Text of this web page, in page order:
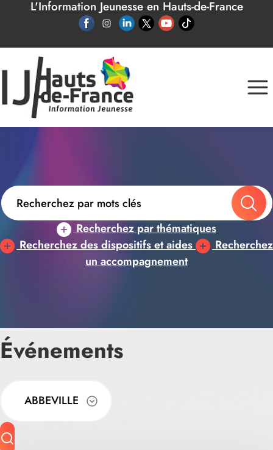
Panneau de gestion des cookies
L'Information Jeunesse en Hauts-de-France
Recherchez par thématiques
Recherchez des dispositifs et aides
Recherchez
un accompagnement
Événements
ABBEVILLE